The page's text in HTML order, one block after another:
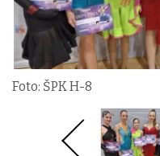
Foto: ŠPK H-8